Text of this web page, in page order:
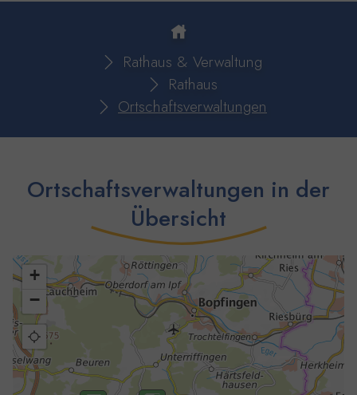
Rathaus & Verwaltung
Rathaus
Ortschaftsverwaltungen
Ortschaftsverwaltungen in der
Übersicht